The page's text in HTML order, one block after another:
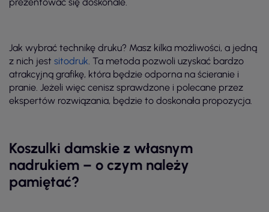
Jak wybrać technikę druku? Masz kilka możliwości, a jedną
z nich jest sitodruk. Ta metoda pozwoli uzyskać bardzo
atrakcyjną grafikę, która będzie odporna na ścieranie i
pranie. Jeżeli więc cenisz sprawdzone i polecane przez
ekspertów rozwiązania, będzie to doskonała propozycja.
Koszulki damskie z własnym
nadrukiem – o czym należy
pamiętać?